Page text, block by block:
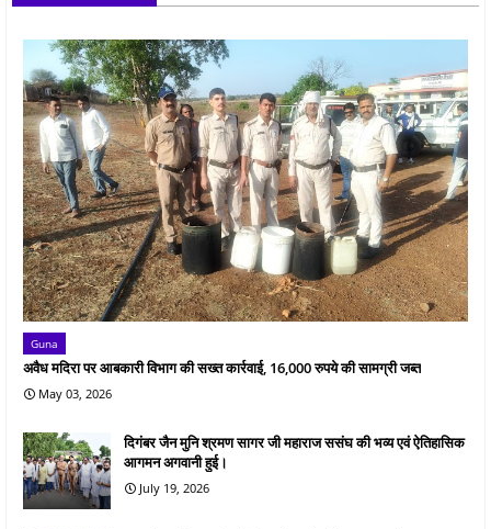
Guna
अवैध मदिरा पर आबकारी विभाग की सख्त कार्रवाई, 16,000 रुपये की सामग्री जब्त
May 03, 2026
दिगंबर जैन मुनि श्रमण सागर जी महाराज ससंघ की भव्य एवं ऐतिहासिक
आगमन अगवानी हुई।
July 19, 2026